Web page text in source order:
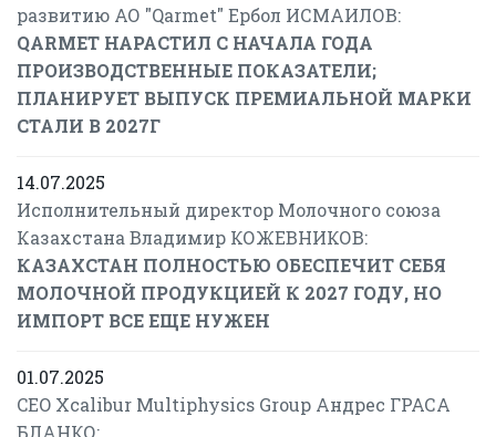
развитию АО "Qarmet" Ербол ИСМАИЛОВ:
QARMET НАРАСТИЛ С НАЧАЛА ГОДА
ПРОИЗВОДСТВЕННЫЕ ПОКАЗАТЕЛИ;
ПЛАНИРУЕТ ВЫПУСК ПРЕМИАЛЬНОЙ МАРКИ
СТАЛИ В 2027Г
14.07.2025
Исполнительный директор Молочного союза
Казахстана Владимир КОЖЕВНИКОВ:
КАЗАХСТАН ПОЛНОСТЬЮ ОБЕСПЕЧИТ СЕБЯ
МОЛОЧНОЙ ПРОДУКЦИЕЙ К 2027 ГОДУ, НО
ИМПОРТ ВСЕ ЕЩЕ НУЖЕН
01.07.2025
CEO Xcalibur Multiphysics Group Андрес ГРАСА
БЛАНКО: